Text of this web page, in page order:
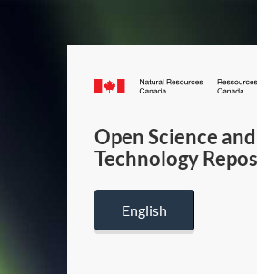
Canada.ca
Open Science and
Technology
English